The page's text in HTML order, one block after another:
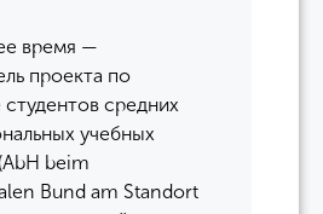
время —
проекта по
средних
учебных
beim
Bund am Standort